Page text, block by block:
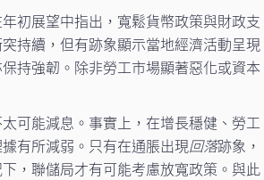
初展望中指出，寬鬆貨幣政策與財政支
持續，但有跡象顯示當地經濟活動呈現
持強韌。除非勞工市場顯著惡化或資本
可能減息。事實上，在增長穩健、勞工
有所減弱。只有在通脹出現回落跡象，
，聯儲局才有可能考慮放寬政策。與此